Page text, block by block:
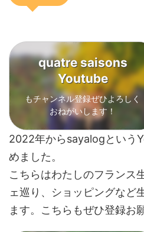
quatre saisons
Youtube
もチャンネル登録ぜひよろしく
おねがいします！
2022年からsayalogという
めました。
こちらはわたしのフランス
ェ巡り、ショッピングなど
ます。こちらもぜひ登録お